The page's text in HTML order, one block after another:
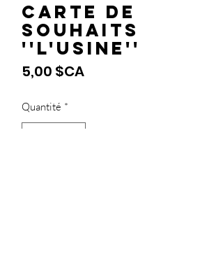
Carte de
souhaits
''L'usine''
5,00 $CAPrix
Quantité *